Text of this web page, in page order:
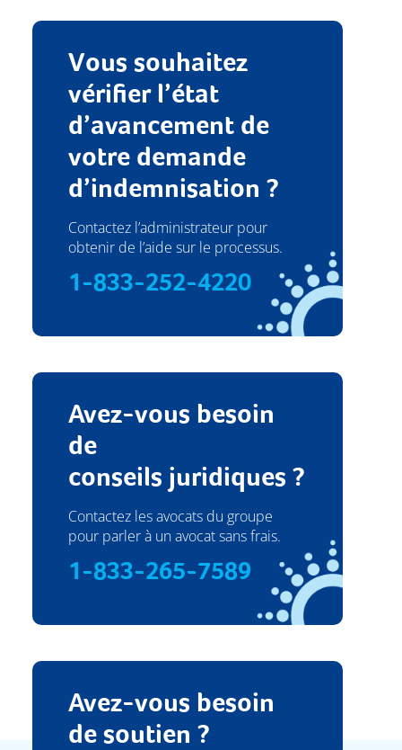
Vous souhaitez
vérifier l’état
d’avancement de
votre demande
d’indemnisation ?
Contactez l’administrateur pour
obtenir de l’aide sur le processus.
1-833-252-4220
Avez-vous besoin
de
conseils juridiques ?
Contactez les avocats du groupe
pour parler à un avocat sans frais.
1-833-265-7589
Avez-vous besoin
de soutien ?